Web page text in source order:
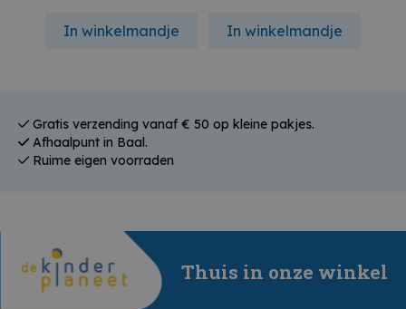
In winkelmandje In winkelmandje
Gratis verzending vanaf € 50 op kleine pakjes.
Afhaalpunt in Baal.
Ruime eigen voorraden
Thuis in onze winkel